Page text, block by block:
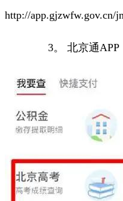
http://app.gjzwfw.gov.cn/
3。 北京通APP